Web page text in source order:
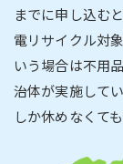
までに申し込む
電リサイクル対
いう場合は不用
治体が実施して
しか休めなくて